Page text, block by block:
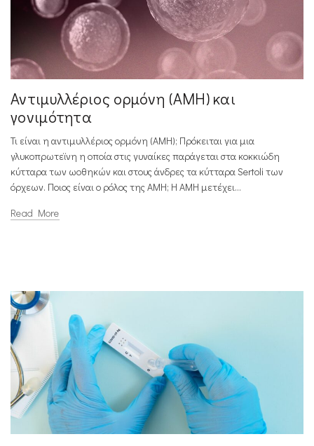
Αντιμυλλέριος ορμόνη (ΑΜΗ) και
γονιμότητα
Τι είναι η αντιμυλλέριος ορμόνη (AMH); Πρόκειται για μια
γλυκοπρωτεϊνη η οποία στις γυναίκες παράγεται στα κοκκιώδη
κύτταρα των ωοθηκών και στους άνδρες τα κύτταρα Sertoli των
όρχεων. Ποιος είναι ο ρόλος της ΑΜΗ; Η ΑΜΗ μετέχει...
Read More